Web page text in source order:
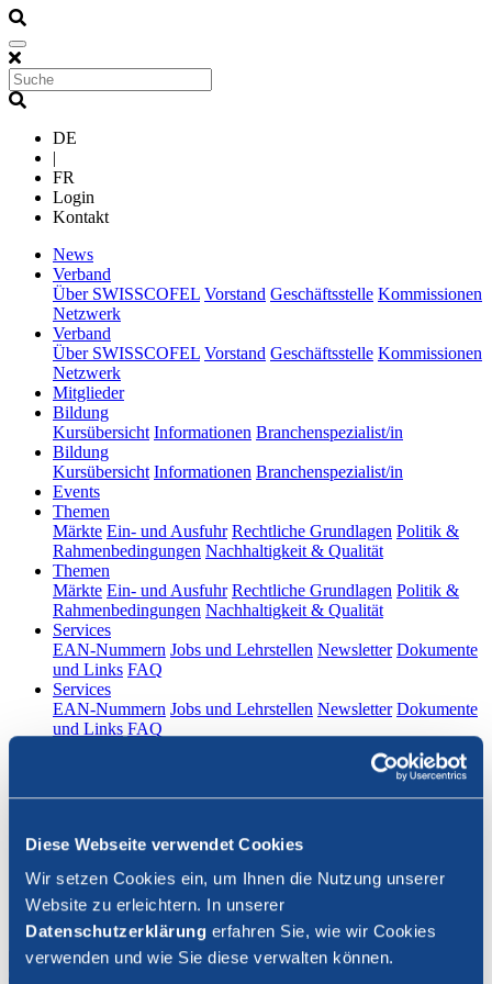
Diese Webseite verwendet Cookies
Wir setzen Cookies ein, um Ihnen die Nutzung unserer
Website zu erleichtern. In unserer
Datenschutzerklärung erfahren Sie, wie wir Cookies
verwenden und wie Sie diese verwalten können.
DE
|
FR
Login
Kontakt
News(current)
Verband
Über SWISSCOFEL Vorstand Geschäftsstelle Kommissionen
Netzwerk
Verband
Über SWISSCOFEL Vorstand Geschäftsstelle Kommissionen
Netzwerk
Mitglieder(current)
Bildung(current)
Kursübersicht Informationen Branchenspezialist/in
Bildung(current)
Kursübersicht Informationen Branchenspezialist/in
Events(current)
Themen
Märkte Ein- und Ausfuhr Rechtliche Grundlagen Politik &
Rahmenbedingungen Nachhaltigkeit & Qualität
Themen
Märkte Ein- und Ausfuhr Rechtliche Grundlagen Politik &
Rahmenbedingungen Nachhaltigkeit & Qualität
Services(current)
EAN-Nummern Jobs und Lehrstellen Newsletter Dokumente
und Links FAQ
Services(current)
EAN-Nummern Jobs und Lehrstellen Newsletter Dokumente
und Links FAQ
FR
Login
Suche schliessen